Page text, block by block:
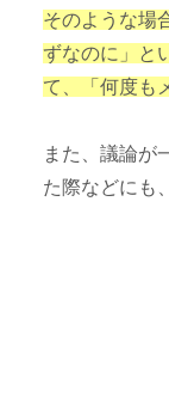
そのような場
ずなのに」と
て、「何度も
また、議論が
た際などにも